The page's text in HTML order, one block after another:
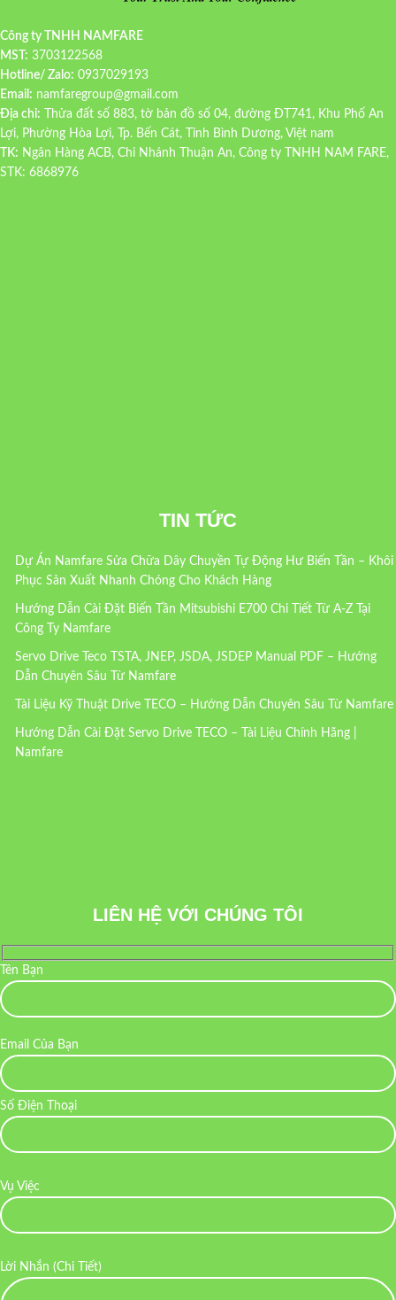
Công ty TNHH NAMFARE
MST: 3703122568
Hotline/ Zalo: 0937029193
Email: namfaregroup@gmail.com
Địa chỉ: Thửa đất số 883, tờ bản đồ số 04, đường ĐT741, Khu Phố An
Lợi, Phường Hòa Lợi, Tp. Bến Cát, Tỉnh Bình Dương, Việt nam
TK: Ngân Hàng ACB, Chi Nhánh Thuận An, Công ty TNHH NAM FARE,
STK: 6868976
TIN TỨC
Dự Án Namfare Sửa Chữa Dây Chuyền Tự Động Hư Biến Tần – Khôi
Phục Sản Xuất Nhanh Chóng Cho Khách Hàng
Hướng Dẫn Cài Đặt Biến Tần Mitsubishi E700 Chi Tiết Từ A-Z Tại
Công Ty Namfare
Servo Drive Teco TSTA, JNEP, JSDA, JSDEP Manual PDF – Hướng
Dẫn Chuyên Sâu Từ Namfare
Tài Liệu Kỹ Thuật Drive TECO – Hướng Dẫn Chuyên Sâu Từ Namfare
Hướng Dẫn Cài Đặt Servo Drive TECO – Tài Liệu Chính Hãng |
Namfare
LIÊN HỆ VỚI CHÚNG TÔI
Tên Bạn
Email Của Bạn
Số Điện Thoại
Vụ Việc
Lời Nhắn (Chi Tiết)